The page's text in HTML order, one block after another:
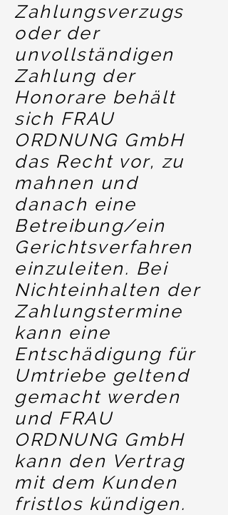
Zahlungsverzugs
oder der
unvollständigen
Zahlung der
Honorare behält
sich FRAU
ORDNUNG GmbH
das Recht vor, zu
mahnen und
danach eine
Betreibung/ein
Gerichtsverfahren
einzuleiten. Bei
Nichteinhalten der
Zahlungstermine
kann eine
Entschädigung für
Umtriebe geltend
gemacht werden
und FRAU
ORDNUNG GmbH
kann den Vertrag
mit dem Kunden
fristlos kündigen.